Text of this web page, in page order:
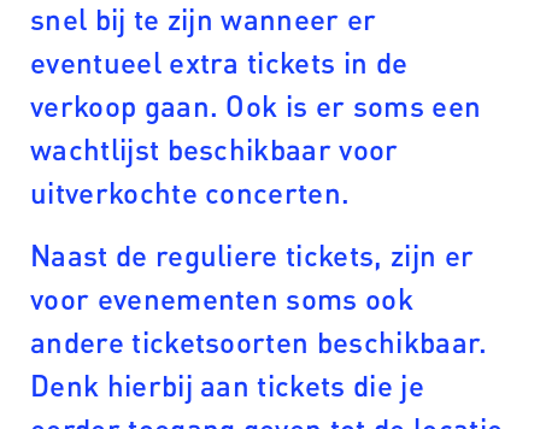
snel bij te zijn wanneer er
eventueel extra tickets in de
verkoop gaan. Ook is er soms een
wachtlijst beschikbaar voor
uitverkochte concerten.
Naast de reguliere tickets, zijn er
voor evenementen soms ook
andere ticketsoorten beschikbaar.
Denk hierbij aan tickets die je